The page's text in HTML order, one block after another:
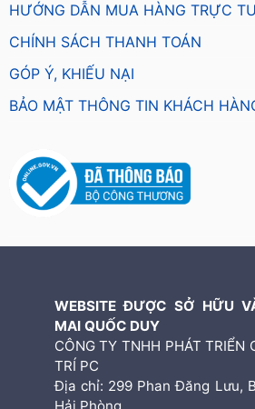
HƯỚNG DẪN MUA HÀNG TRỰC
CHÍNH SÁCH THANH TOÁN
GÓP Ý, KHIẾU NẠI
BẢO MẬT THÔNG TIN KHÁCH
WEBSITE ĐƯỢC SỞ HỮU
MAI QUỐC DUY
CÔNG TY TNHH PHÁT TRIỂN
TRÍ PC
Địa chỉ: 299 Phan Đăng Lưu,
Hải Phòng.